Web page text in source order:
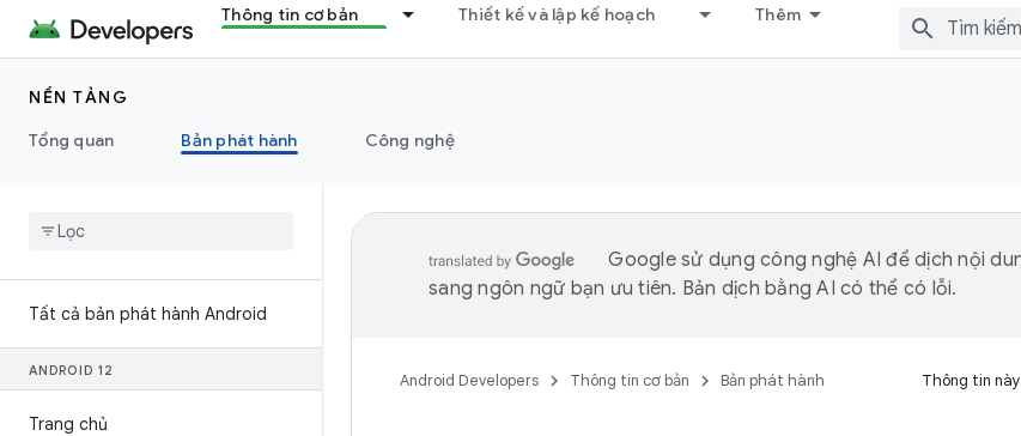
Thông tin cơ bản Thiết kế và lập kế hoạch Thêm
NỀN TẢNG
Tổng quan
Bản phát hành Công nghệ
Tất cả bản phát hành Android
ANDROID 12
Trang chủ
Google sử dụng công nghệ AI để dịch nội
sang ngôn ngữ bạn ưu tiên. Bản dịch bằng AI có thể có lỗi.
Android Developers Thông tin cơ bản Bản phát hành Thông tin